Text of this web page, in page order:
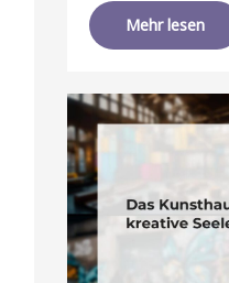
Mehr lesen